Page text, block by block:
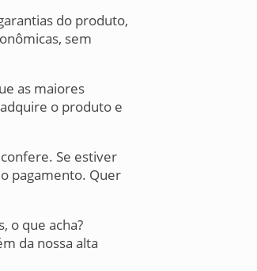
do produto,
sem
as maiores
o produto e
Se estiver
pagamento. Quer
o que acha?
da nossa alta